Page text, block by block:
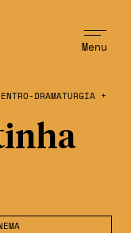
Menu
DRAMATURGIA +